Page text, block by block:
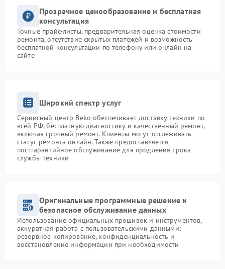
Прозрачное ценообразование и бесплатная
консультация
Точные прайс-листы, предварительная оценка стоимости
ремонта, отсутствие скрытых платежей и возможность
бесплатной консультации по телефону или онлайн на
сайте
Широкий спектр услуг
Сервисный центр Beko обеспечивает доставку техники по
всей РФ, бесплатную диагностику и качественный ремонт,
включая срочный ремонт. Клиенты могут отслеживать
статус ремонта онлайн. Также предоставляется
постгарантийное обслуживание для продления срока
службы техники
Оригинальные программные решение и
безопасное обслуживание данных
Использование официальных прошивок и инструментов,
аккуратная работа с пользовательскими данными:
резервное копирование, конфиденциальность и
восстановление информации при необходимости